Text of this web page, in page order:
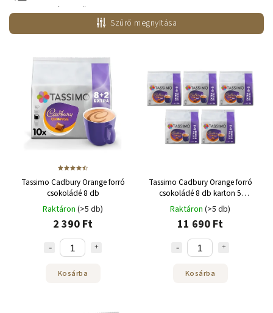
Legnépszerűbb
Legolcsóbb elöl
Legdrágább
Szűrő megnyitása
Tassimo Cadbury Orange forró
csokoládé 8 db
Raktáron (>5 db)
2 390 Ft
Kosárba
Tassimo Cadbury Orange forró
csokoládé 8 db karton 5
csomag
Raktáron (>5 db)
11 690 Ft
Kosárba